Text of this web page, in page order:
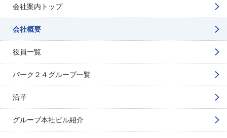
会社案内トップ
会社概要
役員一覧
パーク２４グループ一覧
沿革
グループ本社ビル紹介